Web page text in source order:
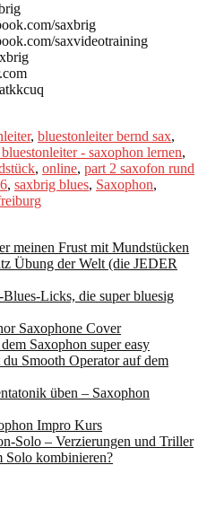
saxbrig
saxvideotraining
, bluestonleiter bernd sax,
- saxophon lernen,
, online, part 2 saxofon rund
, saxbrig blues, Saxophon,
meinen Frust mit Mundstücken
Übung der Welt (die JEDER
Licks, die super bluesig
Saxophone Cover
Saxophon super easy
Smooth Operator auf dem
üben – Saxophon
Impro Kurs
Solo – Verzierungen und Triller
Solo kombinieren?